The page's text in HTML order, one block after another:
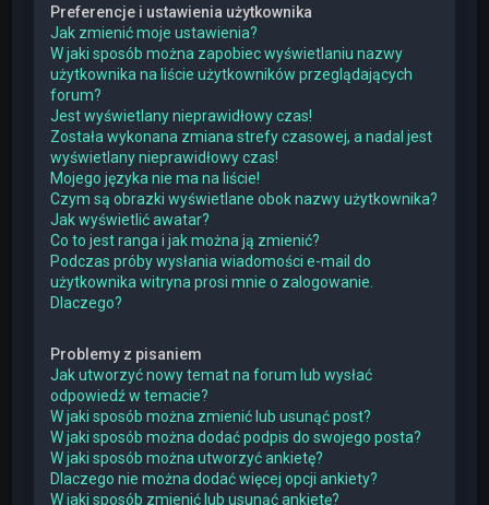
Preferencje i ustawienia użytkownika
Jak zmienić moje ustawienia?
W jaki sposób można zapobiec wyświetlaniu nazwy
użytkownika na liście użytkowników przeglądających
forum?
Jest wyświetlany nieprawidłowy czas!
Została wykonana zmiana strefy czasowej, a nadal jest
wyświetlany nieprawidłowy czas!
Mojego języka nie ma na liście!
Czym są obrazki wyświetlane obok nazwy użytkownika?
Jak wyświetlić awatar?
Co to jest ranga i jak można ją zmienić?
Podczas próby wysłania wiadomości e-mail do
użytkownika witryna prosi mnie o zalogowanie.
Dlaczego?
Problemy z pisaniem
Jak utworzyć nowy temat na forum lub wysłać
odpowiedź w temacie?
W jaki sposób można zmienić lub usunąć post?
W jaki sposób można dodać podpis do swojego posta?
W jaki sposób można utworzyć ankietę?
Dlaczego nie można dodać więcej opcji ankiety?
W jaki sposób zmienić lub usunąć ankietę?